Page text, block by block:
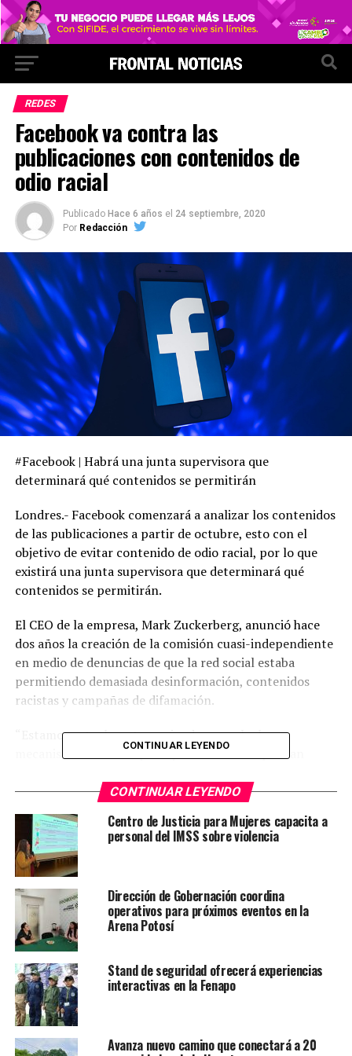
REDES
Facebook va contra las
publicaciones con contenidos de
odio racial
Publicado Hace 6 años el 24 septiembre, 2020
Por Redacción
#Facebook | Habrá una junta supervisora que
determinará qué contenidos se permitirán
Londres.- Facebook comenzará a analizar los contenidos
de las publicaciones a partir de octubre, esto con el
objetivo de evitar contenido de odio racial, por lo que
existirá una junta supervisora que determinará qué
contenidos se permitirán.
El CEO de la empresa, Mark Zuckerberg, anunció hace
dos años la creación de la comisión cuasi-independiente
en medio de denuncias de que la red social estaba
permitiendo demasiada desinformación, contenidos
racistas y campañas de difamación.
“Estamos actualmente poniendo a prueba los
mecanismos técnicos para que los usuarios puedan
casos particulares”, afirmó Facebook el jueves en un
comunicado.
Si las pruebas resultan exitosas, la junta podría empezar
a aceptar y revisar casos a partir de mediados o fines de
octubre, añadió. La junta iba a iniciar labores a inicios de
2020 pero fue demorada.
“La elaboración de un proceso exhaustivo, ético y
globalmente eficaz toma tiempo y nuestros miembros
han estado trabajando aceleradamente para iniciar
labores lo más pronto posible”, anunció la junta.
La comisión estará integrada por 20 miembros, entre
ellos expertos jurídicos, activistas de derechos humanos
CONTINUAR LEYENDO
CONTINUAR LEYENDO
Centro de Justicia para Mujeres capacita a
personal del IMSS sobre violencia
Dirección de Gobernación coordina
operativos para próximos eventos en la
Arena Potosí
Stand de seguridad ofrecerá experiencias
interactivas en la Fenapo
Avanza nuevo camino que conectará a 20